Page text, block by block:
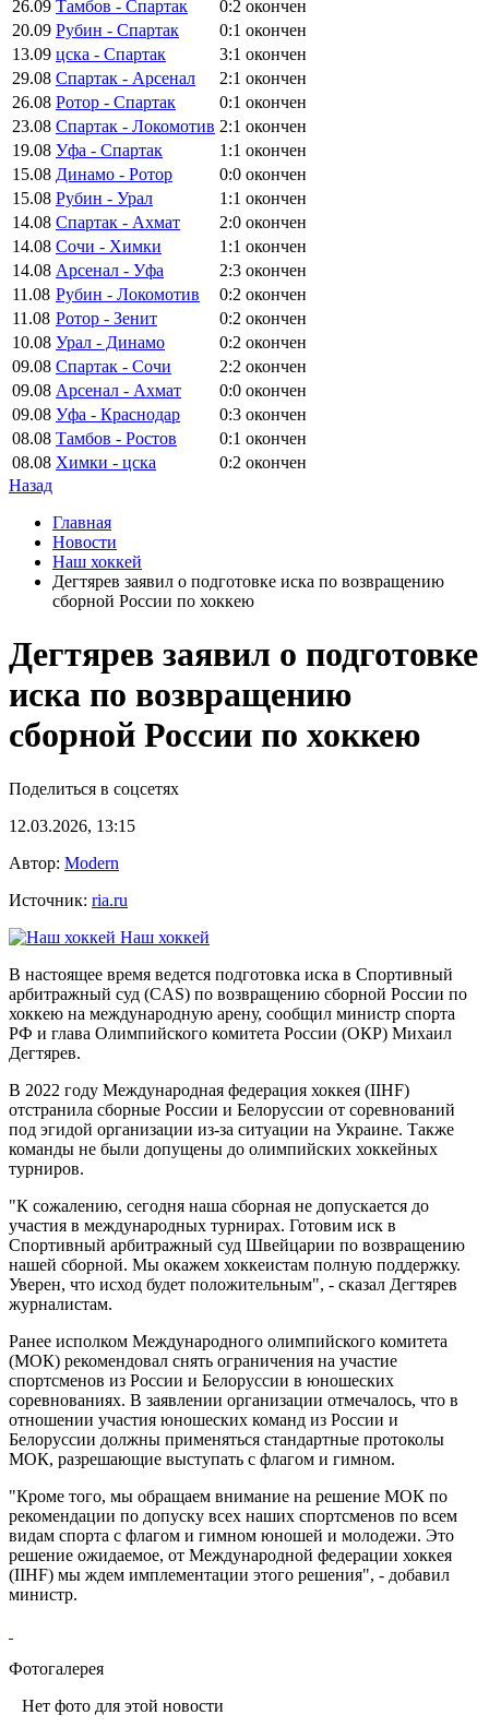
26.09 Тамбов - Спартак 0:2 окончен
20.09 Рубин - Спартак 0:1 окончен
13.09 цска - Спартак 3:1 окончен
29.08 Спартак - Арсенал 2:1 окончен
26.08 Ротор - Спартак 0:1 окончен
23.08 Спартак - Локомотив 2:1 окончен
19.08 Уфа - Спартак 1:1 окончен
15.08 Динамо - Ротор 0:0 окончен
15.08 Рубин - Урал 1:1 окончен
14.08 Спартак - Ахмат 2:0 окончен
14.08 Сочи - Химки 1:1 окончен
14.08 Арсенал - Уфа 2:3 окончен
11.08 Рубин - Локомотив 0:2 окончен
11.08 Ротор - Зенит 0:2 окончен
10.08 Урал - Динамо 0:2 окончен
09.08 Спартак - Сочи 2:2 окончен
09.08 Арсенал - Ахмат 0:0 окончен
09.08 Уфа - Краснодар 0:3 окончен
08.08 Тамбов - Ростов 0:1 окончен
08.08 Химки - цска 0:2 окончен
Назад
Главная
Новости
Наш хоккей
Дегтярев заявил о подготовке иска по возвращению
сборной России по хоккею
Дегтярев заявил о подготовке
иска по возвращению
сборной России по хоккею
Поделиться в соцсетях
12.03.2026, 13:15
Автор: Modern
Источник: ria.ru
Наш хоккей
В настоящее время ведется подготовка иска в Спортивный
арбитражный суд (CAS) по возвращению сборной России по
хоккею на международную арену, сообщил министр спорта
РФ и глава Олимпийского комитета России (ОКР) Михаил
Дегтярев.
В 2022 году Международная федерация хоккея (IIHF)
отстранила сборные России и Белоруссии от соревнований
под эгидой организации из-за ситуации на Украине. Также
команды не были допущены до олимпийских хоккейных
турниров.
"К сожалению, сегодня наша сборная не допускается до
участия в международных турнирах. Готовим иск в
Спортивный арбитражный суд Швейцарии по возвращению
нашей сборной. Мы окажем хоккеистам полную поддержку.
Уверен, что исход будет положительным", - сказал Дегтярев
журналистам.
Ранее исполком Международного олимпийского комитета
(МОК) рекомендовал снять ограничения на участие
спортсменов из России и Белоруссии в юношеских
соревнованиях. В заявлении организации отмечалось, что в
отношении участия юношеских команд из России и
Белоруссии должны применяться стандартные протоколы
МОК, разрешающие выступать с флагом и гимном.
"Кроме того, мы обращаем внимание на решение МОК по
рекомендации по допуску всех наших спортсменов по всем
видам спорта с флагом и гимном юношей и молодежи. Это
решение ожидаемое, от Международной федерации хоккея
(IIHF) мы ждем имплементации этого решения", - добавил
министр.
Фотогалерея
Нет фото для этой новости